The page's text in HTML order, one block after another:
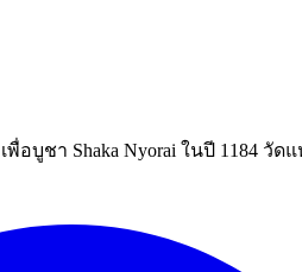
อบูชา Shaka Nyorai ในปี 1184